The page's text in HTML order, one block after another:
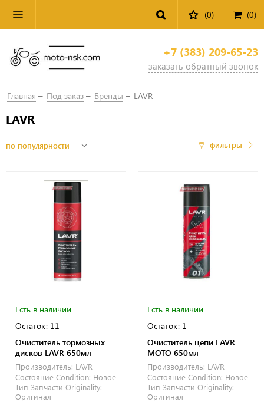
(0) (0)
+7 (383) 209-65-23
заказать обратный звонок
Главная Под заказ Бренды LAVR
LAVR
фильтры
Есть в наличии
Остаток: 11
Очиститель тормозных
дисков LAVR 650мл
Производитель: LAVR
Состояние Condition: Новое
Тип Запчасти Originality:
Оригинал
Есть в наличии
Остаток: 1
Очиститель цепи LAVR
MOTO 650мл
Производитель: LAVR
Состояние Condition: Новое
Тип Запчасти Originality:
Оригинал